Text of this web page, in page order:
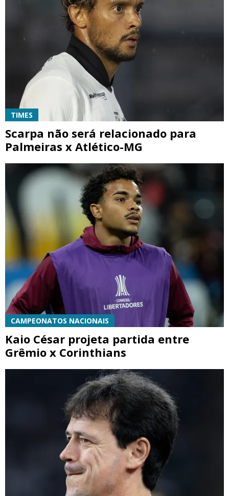
TIMES
Scarpa não será relacionado para
Palmeiras x Atlético-MG
CAMPEONATOS NACIONAIS
Kaio César projeta partida entre
Grêmio x Corinthians